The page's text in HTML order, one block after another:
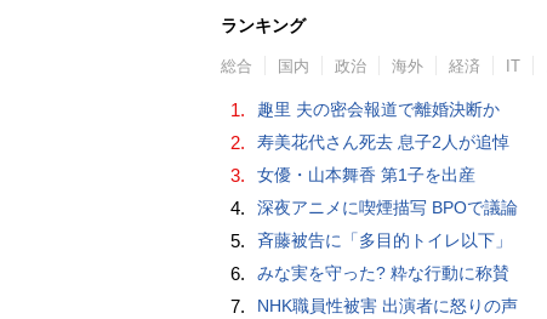
ランキング
総合 国内 政治 海外 経済 IT
1. 趣里 夫の密会報道で離婚決断か
2. 寿美花代さん死去 息子2人が追悼
3. 女優・山本舞香 第1子を出産
4. 深夜アニメに喫煙描写 BPOで議論
5. 斉藤被告に「多目的トイレ以下」
6. みな実を守った? 粋な行動に称賛
7. NHK職員性被害 出演者に怒りの声